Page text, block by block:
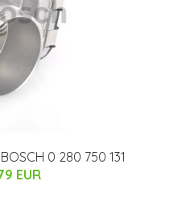
0 280 750 131
EUR